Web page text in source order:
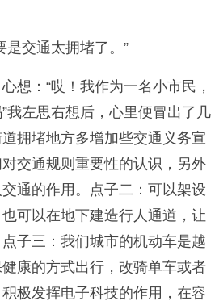
是交通太拥堵了。”
想：“哎！我作为一名小市民，
我左思右想后，心里便冒出了几
拥堵地方多增加些交通义务宣
交通规则重要性的认识，另外
通的作用。点子二：可以架设
可以在地下建造行人通道，让
子三：我们城市的机动车是越
康的方式出行，改骑单车或者
极发挥电子科技的作用，在容